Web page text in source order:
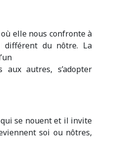
elle nous confronte à
différent du nôtre. La
autres, s’adopter
se nouent et il invite
soi ou nôtres,